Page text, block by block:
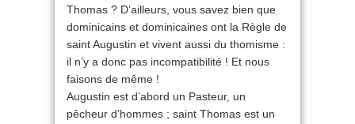
Thomas ? D’ailleurs, vous savez bien que
dominicains et dominicaines ont la Règle de
saint Augustin et vivent aussi du thomisme :
il n’y a donc pas incompatibilité ! Et nous
faisons de même !
Augustin est d’abord un Pasteur, un
pêcheur d’hommes ; saint Thomas est un